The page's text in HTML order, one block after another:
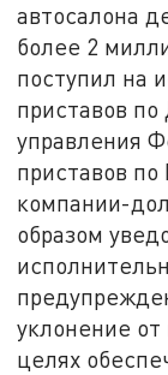
автосалона
более 2
поступил на
приставов
управления
приставов
компании-
образом
уклонение
целях